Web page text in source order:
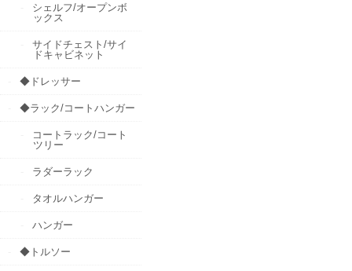
シェルフ/オープンボ
ックス
サイドチェスト/サイ
ドキャビネット
◆ドレッサー
◆ラック/コートハンガー
コートラック/コート
ツリー
ラダーラック
タオルハンガー
ハンガー
◆トルソー